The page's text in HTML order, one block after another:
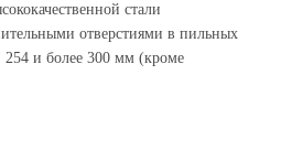
стали
отверстиями в пильных
254 и более 300 мм (кроме